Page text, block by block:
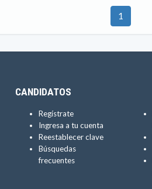
1
CANDIDATOS
Regístrate
Ingresa a tu cuenta
Reestablecer clave
Búsquedas
frecuentes